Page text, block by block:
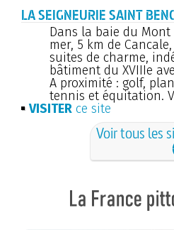
LA SEIGNEURIE SAINT
Dans la baie du
mer, 5 km de
suites de charme,
bâtiment du XVIIIe
A proximité : golf,
tennis et équitation.
VISITER ce site
Voir tous les